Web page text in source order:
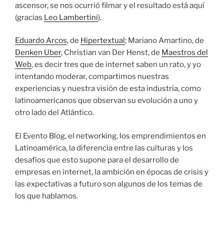
ascensor, se nos ocurrió filmar y el resultado está aquí
(gracias Leo Lambertini).
Eduardo Arcos, de Hipertextual; Mariano Amartino, de
Denken Uber, Christian van Der Henst, de Maestros del
Web, es decir tres que de internet saben un rato, y yo
intentando moderar, compartimos nuestras
experiencias y nuestra visión de esta industria, como
latinoamericanos que observan su evolución a uno y
otro lado del Atlántico.
El Evento Blog, el networking, los emprendimientos en
Latinoamérica, la diferencia entre las culturas y los
desafíos que esto supone para el desarrollo de
empresas en internet, la ambición en épocas de crisis y
las expectativas a futuro son algunos de los temas de
los que hablamos.